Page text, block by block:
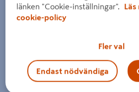
länken "Cookie-inställningar".
Läs
cookie-policy
Fler val
Endast nödvändiga